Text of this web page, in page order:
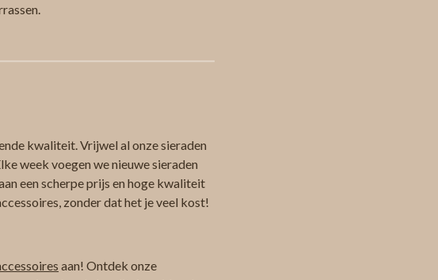
kwaliteit. Vrijwel al onze sieraden
week voegen we nieuwe sieraden
een scherpe prijs en hoge kwaliteit
zonder dat het je veel kost!
aan! Ontdek onze